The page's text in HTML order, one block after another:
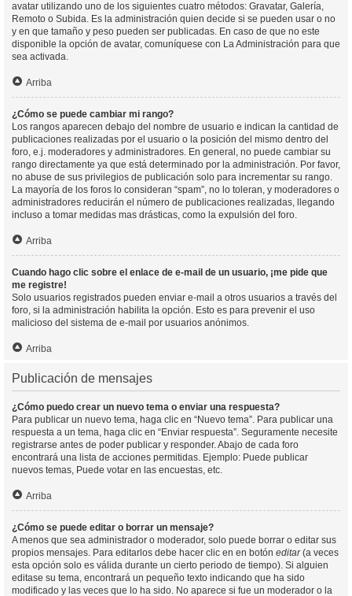
avatar utilizando uno de los siguientes cuatro métodos: Gravatar, Galería,
Remoto o Subida. Es la administración quien decide si se pueden usar o no
y en que tamaño y peso pueden ser publicadas. En caso de que no este
disponible la opción de avatar, comuníquese con La Administración para que
sea activada.
Arriba
¿Cómo se puede cambiar mi rango?
Los rangos aparecen debajo del nombre de usuario e indican la cantidad de
publicaciones realizadas por el usuario o la posición del mismo dentro del
foro, e.j. moderadores y administradores. En general, no puede cambiar su
rango directamente ya que está determinado por la administración. Por favor,
no abuse de sus privilegios de publicación solo para incrementar su rango.
La mayoría de los foros lo consideran “spam”, no lo toleran, y moderadores o
administradores reducirán el número de publicaciones realizadas, llegando
incluso a tomar medidas mas drásticas, como la expulsión del foro.
Arriba
Cuando hago clic sobre el enlace de e-mail de un usuario, ¡me pide que
me registre!
Solo usuarios registrados pueden enviar e-mail a otros usuarios a través del
foro, si la administración habilita la opción. Esto es para prevenir el uso
malicioso del sistema de e-mail por usuarios anónimos.
Arriba
Publicación de mensajes
¿Cómo puedo crear un nuevo tema o enviar una respuesta?
Para publicar un nuevo tema, haga clic en “Nuevo tema”. Para publicar una
respuesta a un tema, haga clic en “Enviar respuesta”. Seguramente necesite
registrarse antes de poder publicar y responder. Abajo de cada foro
encontrará una lista de acciones permitidas. Ejemplo: Puede publicar
nuevos temas, Puede votar en las encuestas, etc.
Arriba
¿Cómo se puede editar o borrar un mensaje?
A menos que sea administrador o moderador, solo puede borrar o editar sus
propios mensajes. Para editarlos debe hacer clic en en botón editar(a veces
esta opción solo es válida durante un cierto periodo de tiempo). Si alguien
editase su tema, encontrará un pequeño texto indicando que ha sido
modificado y las veces que lo ha sido. No aparece si fue un moderador o la